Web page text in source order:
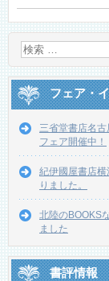
フェア・
三省堂書店名古
フェア開催中！
紀伊國屋書店
りました。
北陸のBOOKS
ました
書評情報